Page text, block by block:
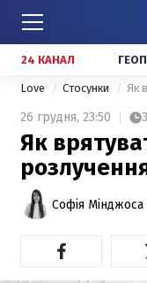
24 КАНАЛ
Love Стосунки ​Як
26 грудня, 23:50 3
​Як
Софія Мінджоса